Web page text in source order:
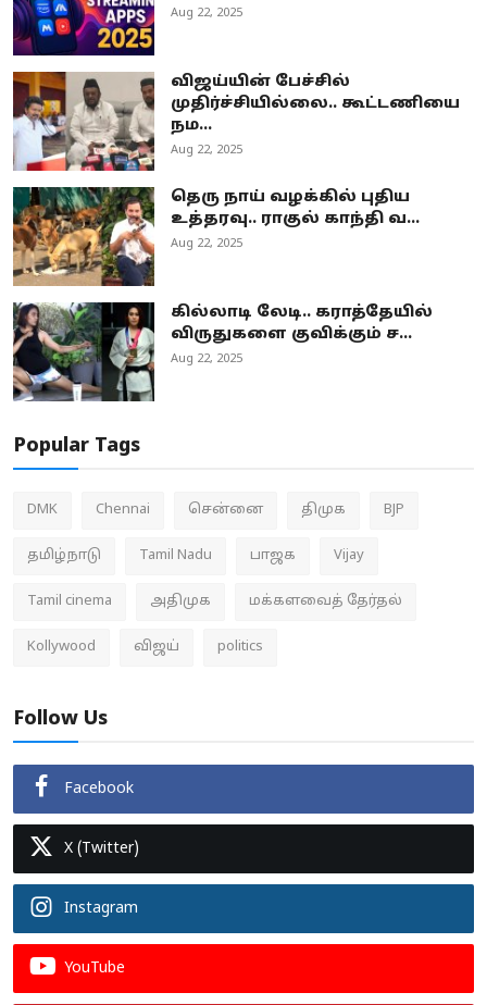
Aug 22, 2025
விஜய்யின் பேச்சில்
முதிர்ச்சியில்லை.. கூட்டணியை
நம...
Aug 22, 2025
தெரு நாய் வழக்கில் புதிய
உத்தரவு.. ராகுல் காந்தி வ...
Aug 22, 2025
கில்லாடி லேடி.. கராத்தேயில்
விருதுகளை குவிக்கும் ச...
Aug 22, 2025
Popular Tags
DMK Chennai சென்னை திமுக BJP
தமிழ்நாடு Tamil Nadu பாஜக Vijay
Tamil cinema அதிமுக மக்களவைத் தேர்தல்
Kollywood விஜய் politics
Follow Us
Facebook
X (Twitter)
Instagram
YouTube